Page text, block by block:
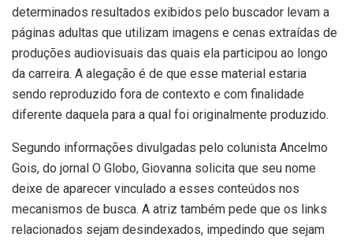
determinados resultados exibidos pelo buscador levam a
páginas adultas que utilizam imagens e cenas extraídas de
produções audiovisuais das quais ela participou ao longo
da carreira. A alegação é de que esse material estaria
sendo reproduzido fora de contexto e com finalidade
diferente daquela para a qual foi originalmente produzido.
Segundo informações divulgadas pelo colunista Ancelmo
Gois, do jornal O Globo, Giovanna solicita que seu nome
deixe de aparecer vinculado a esses conteúdos nos
mecanismos de busca. A atriz também pede que os links
relacionados sejam desindexados, impedindo que sejam